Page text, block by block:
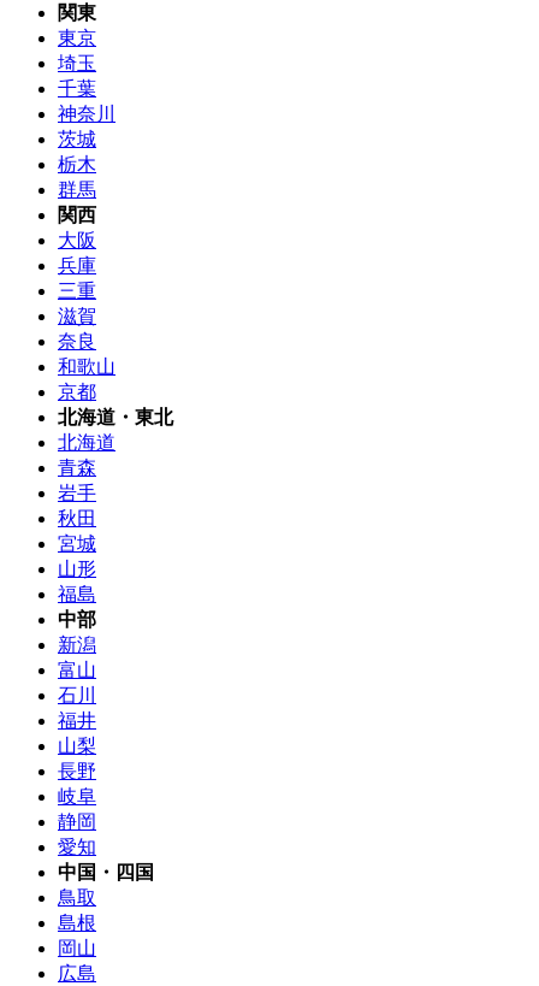
関東
東京
埼玉
千葉
神奈川
茨城
栃木
群馬
関西
大阪
兵庫
三重
滋賀
奈良
和歌山
京都
北海道・東北
北海道
青森
岩手
秋田
宮城
山形
福島
中部
新潟
富山
石川
福井
山梨
長野
岐阜
静岡
愛知
中国・四国
鳥取
島根
岡山
広島